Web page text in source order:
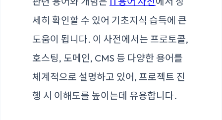
세히 확인할 수 있어 기초지식 습득에 큰
도움이 됩니다. 이 사전에서는 프로토콜,
호스팅, 도메인, CMS 등 다양한 용어를
체계적으로 설명하고 있어, 프로젝트 진
행 시 이해도를 높이는데 유용합니다.